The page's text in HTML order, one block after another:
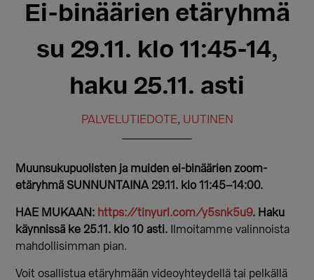
Ei-binäärien etäryhmä
su 29.11. klo 11:45-14,
haku 25.11. asti
PALVELUTIEDOTE, UUTINEN
Muunsukupuolisten ja muiden ei-binäärien zoom-
etäryhmä SUNNUNTAINA 29.11. klo 11:45–14:00.
HAE MUKAAN: https://tinyurl.com/y5snk5u9. Haku
käynnissä ke 25.11. klo 10 asti.
Ilmoitamme valinnoista
mahdollisimman pian.
Voit osallistua etäryhmään videoyhteydellä tai pelkällä